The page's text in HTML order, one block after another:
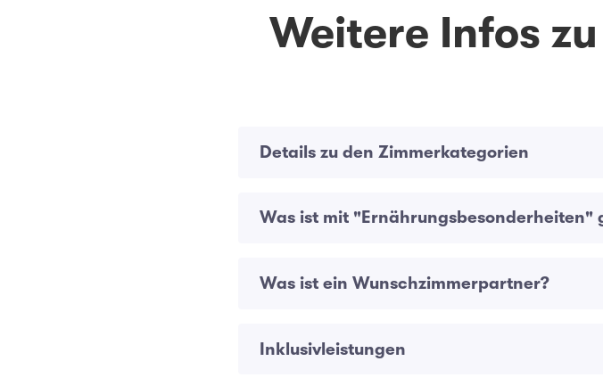
Weitere Infos
Details zu den Zimmerkategorien
Was ist mit "Ernährungsbesonderheiten"
Was ist ein Wunschzimmerpartner?
Inklusivleistungen